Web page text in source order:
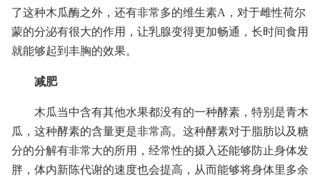
了这种木瓜酶之外，还有非常多的维生素A，对于雌性荷尔
蒙的分泌有很大的作用，让乳腺变得更加畅通，长时间食用
就能够起到丰胸的效果。
减肥
木瓜当中含有其他水果都没有的一种酵素，特别是青木
瓜，这种酵素的含量更是非常高。这种酵素对于脂肪以及糖
分的分解有非常大的所用，经常性的摄入还能够防止身体发
胖，体内新陈代谢的速度也会提高，从而能够将身体里多余